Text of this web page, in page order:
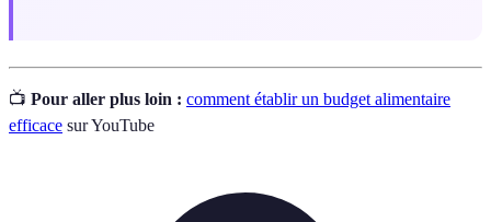
📺 Pour aller plus loin : comment établir un budget alimentaire
efficace sur YouTube